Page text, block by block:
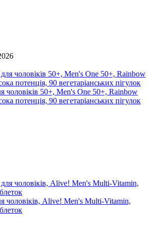
чоловіків 50+, Men's One 50+, Rainbow
потенція, 90 вегетаріанських пігулок
чоловіків, Alive! Men's Multi-Vitamin,